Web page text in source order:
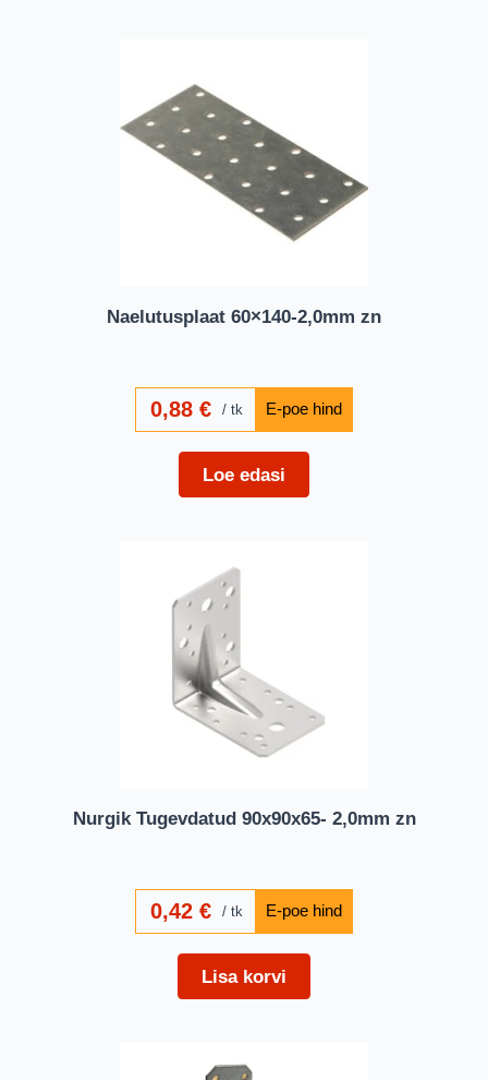
Naelutusplaat 60×140-2,0mm zn
0,88€ tk
Loe edasi
Nurgik Tugevdatud 90x90x65- 2,0mm zn
0,42€ tk
Lisa korvi